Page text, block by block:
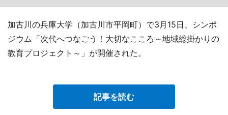
加古川の兵庫大学（加古川市平岡町）で3月15日、シンポ
ジウム「次代へつなごう！大切なこころ～地域総掛かりの
教育プロジェクト～」が開催された。
記事を読む